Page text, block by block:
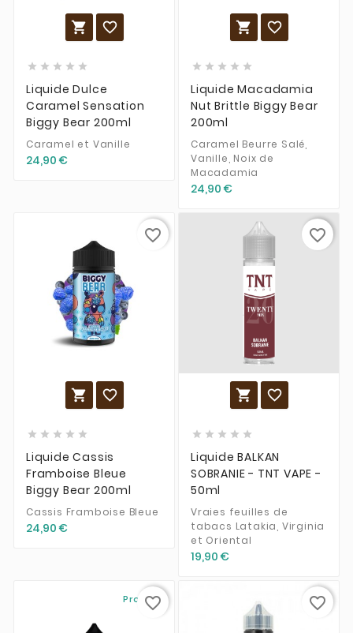
 
    
Liquide Dulce
Caramel Sensation
Biggy Bear 200ml
Caramel et Vanille
24,90 €
 
    
Liquide Macadamia
Nut Brittle Biggy Bear
200ml
Caramel Beurre Salé,
Vanille, Noix de
Macadamia
24,90 €
 
    
Liquide Cassis
Framboise Bleue
Biggy Bear 200ml
Cassis Framboise Bleue
24,90 €
favorite_border
 
    
Liquide BALKAN
SOBRANIE - TNT VAPE -
50ml
Vraies feuilles de
tabacs Latakia, Virginia
et Oriental
19,90 €
favorite_border
Promo !
favorite_border favorite_border